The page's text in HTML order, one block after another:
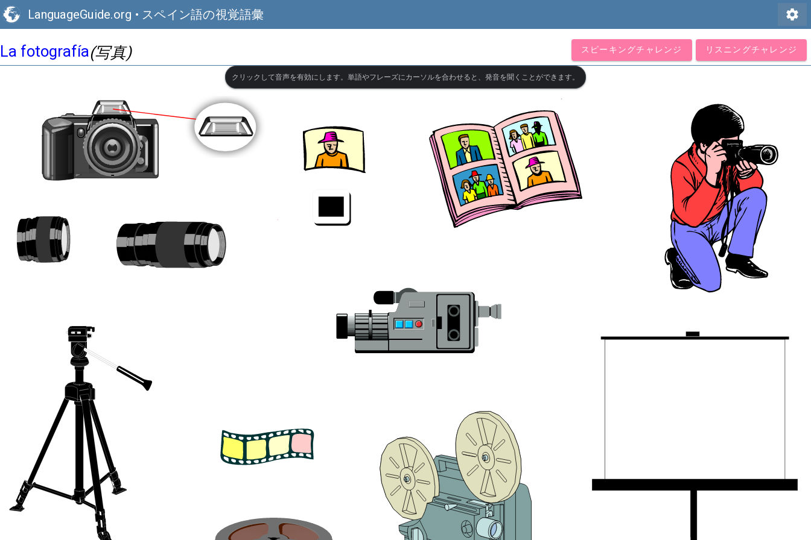
LanguageGuide.org • スペイン語の視覚語彙 settings
La fotografía(写真) スピーキングチャレンジ リスニングチャレンジ
クリックして音声を有効にします。単語やフレーズにカーソルを合わせると、発音を聞くことができます。